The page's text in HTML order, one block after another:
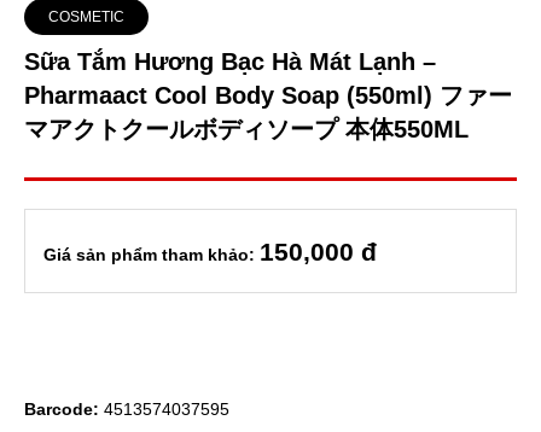
COSMETIC
Sữa Tắm Hương Bạc Hà Mát Lạnh –
Pharmaact Cool Body Soap (550ml) ファー
マアクトクールボディソープ 本体550ML
Giá sản phẩm tham khảo: 150,000 đ
Barcode: 4513574037595